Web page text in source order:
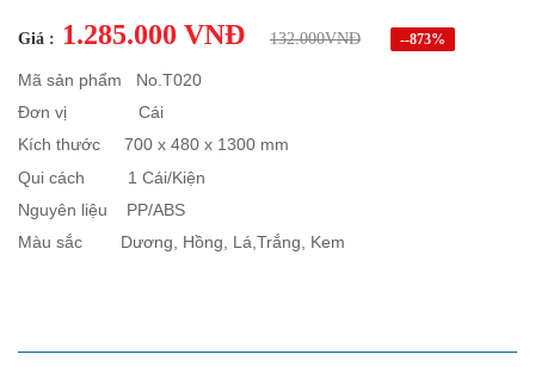
Giá : 1.285.000 VNĐ 132.000VNĐ --873%
Mã sản phẩm No.T020
Đơn vị Cái
Kích thước 700 x 480 x 1300 mm
Qui cách 1 Cái/Kiện
Nguyên liệu PP/ABS
Màu sắc Dương, Hồng, Lá,Trắng, Kem